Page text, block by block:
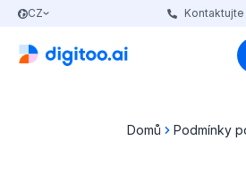
CZ
Domů Podmínky